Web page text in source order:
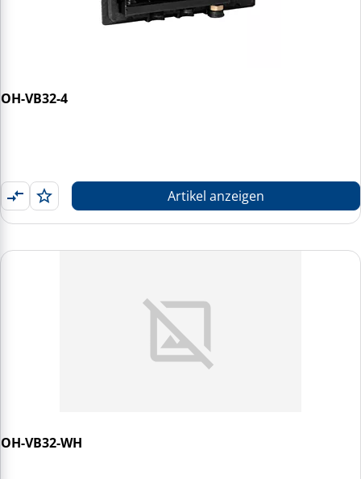
OH-VB32-4
Artikel anzeigen
OH-VB32-WH